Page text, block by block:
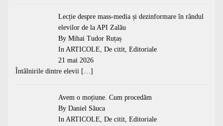
Lecție despre mass-media și dezinformare în rândul
elevilor de la API Zalău
By Mihai Tudor Ruțaș
In ARTICOLE, De citit, Editoriale
21 mai 2026
Întâlnirile dintre elevii […]
Avem o moțiune. Cum procedăm
By Daniel Săuca
In ARTICOLE, De citit, Editoriale